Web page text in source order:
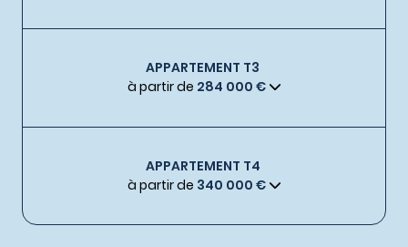
APPARTEMENT T3
à partir de 284 000 €
APPARTEMENT T4
à partir de 340 000 €